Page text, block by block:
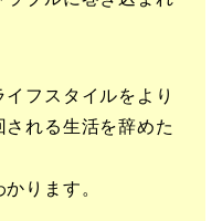
フスタイルをより
れる生活を辞めた
ります。